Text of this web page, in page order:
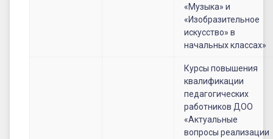
«Музыка» и
«Изобразительное
искусство» в
начальных классах»
Курсы повышения
квалификации
педагогических
работников ДОО
«Актуальные
вопросы реализации